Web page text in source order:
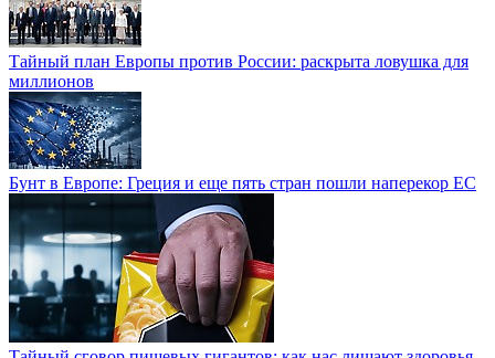
Тайный план Европы против России: раскрыта ловушка для
миллионов
Бунт в Европе: Греция и еще пять стран пошли наперекор ЕС